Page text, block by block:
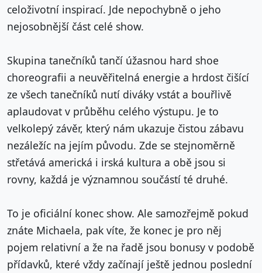
celoživotní inspirací. Jde nepochybně o jeho
nejosobnější část celé show.
Skupina tanečníků tančí úžasnou hard shoe
choreografii a neuvěřitelná energie a hrdost čišící
ze všech tanečníků nutí diváky vstát a bouřlivě
aplaudovat v průběhu celého výstupu. Je to
velkolepý závěr, který nám ukazuje čistou zábavu
nezáležíc na jejím původu. Zde se stejnoměrně
střetává americká i irská kultura a obě jsou si
rovny, každá je významnou součástí té druhé.
To je oficiální konec show. Ale samozřejmě pokud
znáte Michaela, pak víte, že konec je pro něj
pojem relativní a že na řadě jsou bonusy v podobě
přídavků, které vždy začínají ještě jednou poslední